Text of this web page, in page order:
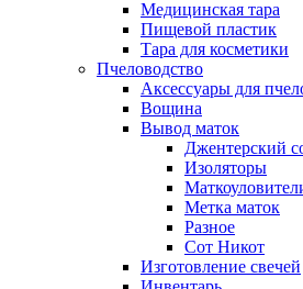
Медицинская тара
Пищевой пластик
Тара для косметики
Пчеловодство
Аксессуары для
Вощина
Вывод маток
Джентерский
Изоляторы
Метка маток
Разное
Сот Никот
Изготовление свечей